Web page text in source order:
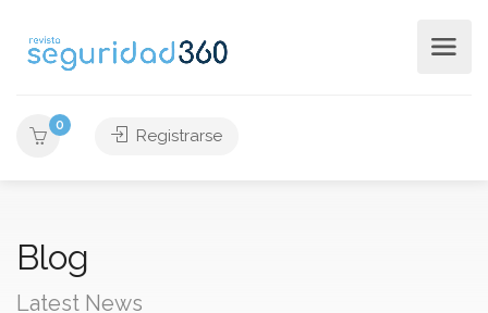
0
Registrarse
Blog
Latest News